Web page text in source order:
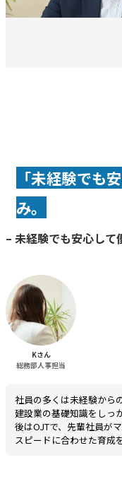
「未経験でも
み。
– 未経験でも安心して
Kさん
総務部人事担当
社員の多くは未経験から
建設業の基礎知識をしっ
後はOJTで、先輩社員が
スピードに合わせた育成